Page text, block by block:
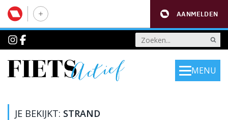
AANMELDEN
MENU
JE BEKIJKT: STRAND